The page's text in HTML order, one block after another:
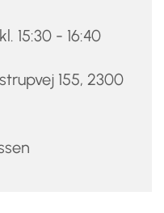
15:30 - 16:40
155, 2300